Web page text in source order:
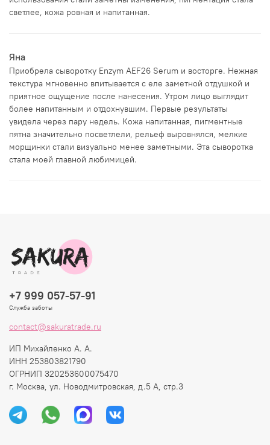
светлее, кожа ровная и напитанная.
Яна
Приобрела сыворотку Enzym AEF26 Serum и восторге. Нежная
текстура мгновенно впитывается с еле заметной отдушкой и
приятное ощущение после нанесения. Утром лицо выглядит
более напитанным и отдохнувшим. Первые результаты
увидела через пару недель. Кожа напитанная, пигментные
пятна значительно посветлели, рельеф выровнялся, мелкие
морщинки стали визуально менее заметными. Эта сыворотка
стала моей главной любимицей.
+7 999 057-57-91
Служба заботы
contact@sakuratrade.ru
ИП Михайленко А. А.
ИНН 253803821790
ОГРНИП 320253600075470
г. Москва, ул. Новодмитровская, д.5 А, стр.3